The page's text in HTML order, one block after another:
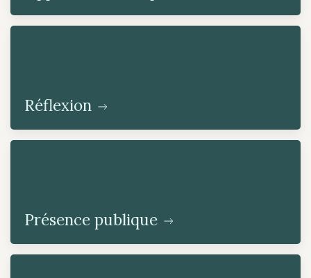
Réflexion
Présence publique